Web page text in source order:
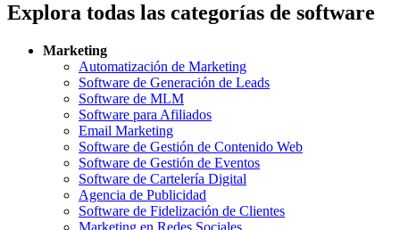
Explora todas las categorías de software
Marketing
Automatización de Marketing
Software de Generación de Leads
Software de MLM
Software para Afiliados
Email Marketing
Software de Gestión de Contenido Web
Software de Gestión de Eventos
Software de Cartelería Digital
Agencia de Publicidad
Software de Fidelización de Clientes
Marketing en Redes Sociales